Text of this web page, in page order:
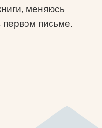
меняюсь
письме.